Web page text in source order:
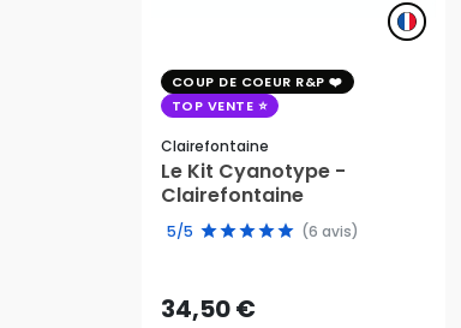
COUP DE COEUR R&P
TOP VENTE
Clairefontaine
Le Kit Cyanotype -
Clairefontaine
5/5 (6 avis)
34,50 €
34,50 €
AJOUTER AU PANIER